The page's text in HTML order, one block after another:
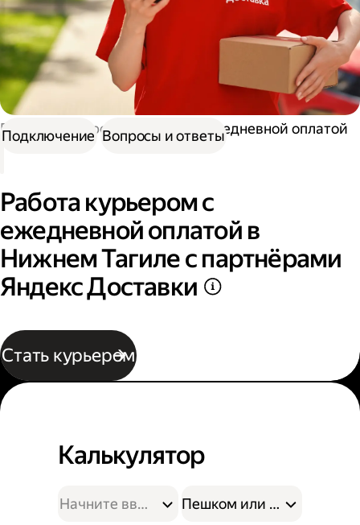
Работа курьером Курьер с ежедневной оплатой
Работа курьером с
ежедневной оплатой в
Нижнем Тагиле с партнёрами
Яндекс Доставки
Стать курьером
Подключение Вопросы и ответы
Калькулятор
Пешком или на